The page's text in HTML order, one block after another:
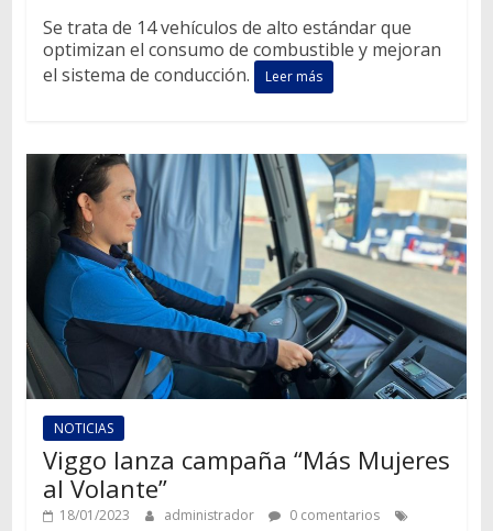
Se trata de 14 vehículos de alto estándar que
optimizan el consumo de combustible y mejoran
el sistema de conducción.
Leer más
NOTICIAS
Viggo lanza campaña “Más Mujeres
al Volante”
18/01/2023 administrador
0 comentarios